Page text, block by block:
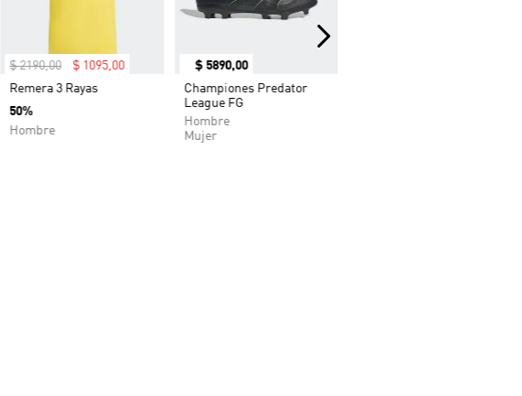
$ 2190,00 $ 1095, 00
Remera 3 Rayas
50%
Hombre
$ 5890,00
Championes Predator
League FG
Hombre
Mujer